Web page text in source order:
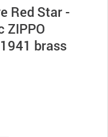
Red Star -
ZIPPO
brass